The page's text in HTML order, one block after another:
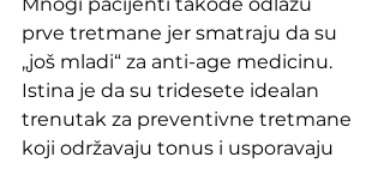
Mnogi pacijenti takođe odlažu
prve tretmane jer smatraju da su
„još mladi“ za anti-age medicinu.
Istina je da su tridesete idealan
trenutak za preventivne tretmane
koji održavaju tonus i usporavaju